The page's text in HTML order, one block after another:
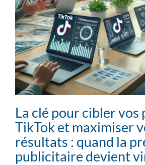
La clé pour cibler vos
TikTok et maximiser
résultats : quand la
publicitaire devient